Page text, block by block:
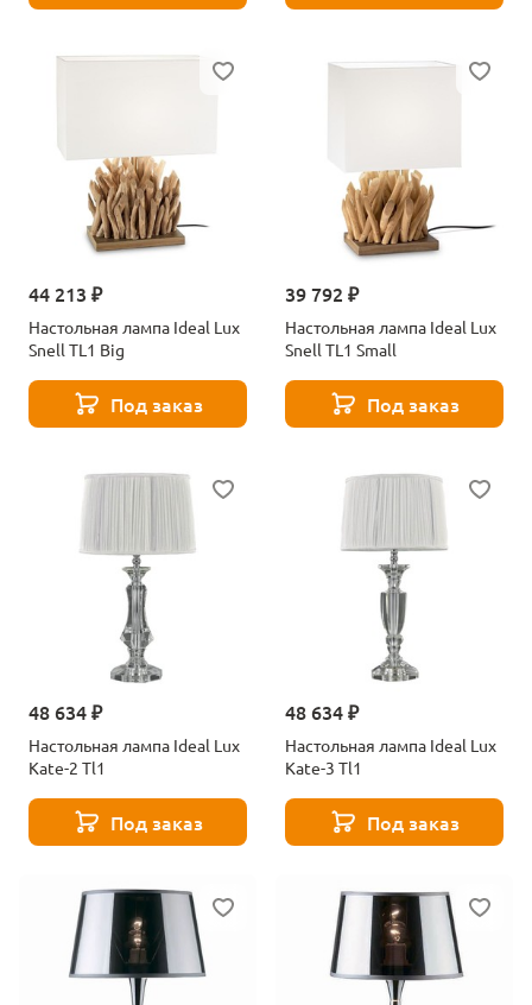
44 213 ₽
Настольная лампа Ideal Lux
Snell TL1 Big
Под заказ
39 792 ₽
Настольная лампа Ideal Lux
Snell TL1 Small
Под заказ
48 634 ₽
Настольная лампа Ideal Lux
Kate-2 Tl1
Под заказ
48 634 ₽
Настольная лампа Ideal Lux
Kate-3 Tl1
Под заказ